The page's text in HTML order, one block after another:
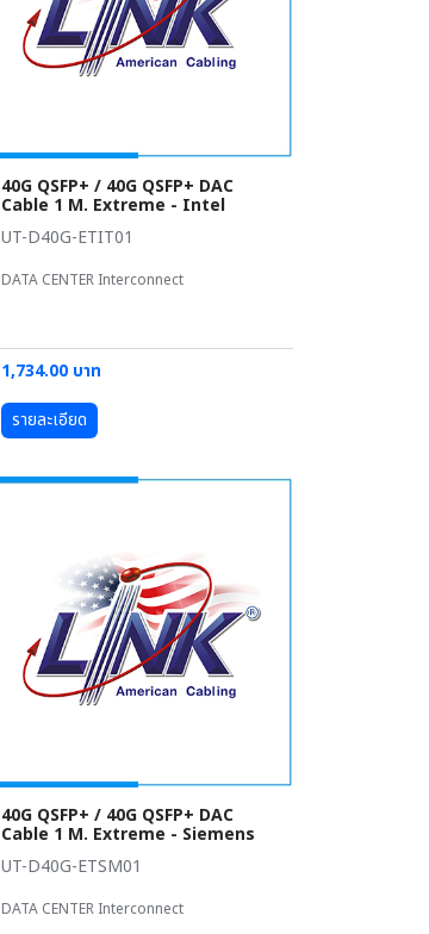
40G QSFP+ / 40G QSFP+ DAC
Cable 1 M. Extreme - Intel
UT-D40G-ETIT01
DATA CENTER Interconnect
1,734.00 บาท
รายละเอียด
40G QSFP+ / 40G QSFP+ DAC
Cable 1 M. Extreme - Siemens
UT-D40G-ETSM01
DATA CENTER Interconnect